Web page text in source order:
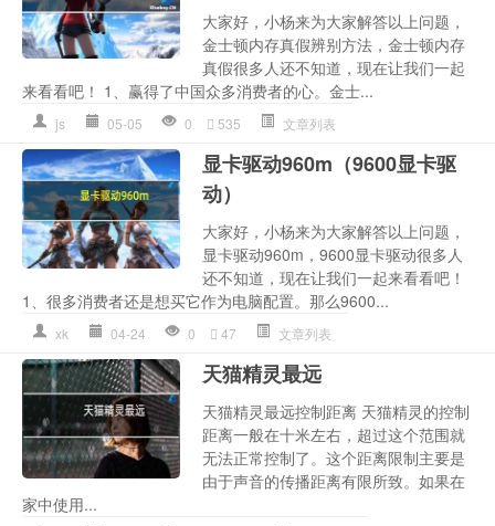
大家好，小杨来为大家解答以上问题，
金士顿内存真假辨别方法，金士顿内存
真假很多人还不知道，现在让我们一起
来看看吧！ 1、赢得了中国众多消费者的心。金士...
js 05-05 0 535 文章列表
显卡驱动960m（9600显卡驱
动）
大家好，小杨来为大家解答以上问题，
显卡驱动960m，9600显卡驱动很多人
还不知道，现在让我们一起来看看吧！
1、很多消费者还是想买它作为电脑配置。那么9600...
xk 04-24 0 47 文章列表
天猫精灵最远
天猫精灵最远控制距离 天猫精灵的控制
距离一般在十米左右，超过这个范围就
无法正常控制了。这个距离限制主要是
由于声音的传播距离有限所致。如果在
家中使用...